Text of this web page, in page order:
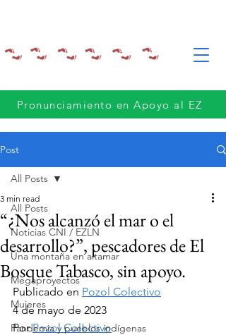
Pronunciamiento en Apoyo al EZ
Post
All Posts
Noticias CNI / EZLN
Una montaña en altamar
Megaproyectos
Mujeres
Pandemia y pueblos indígenas
All Posts
“¿Nos alcanzó el mar o el
desarrollo?”, pescadores de El
Bosque Tabasco, sin apoyo.
3 min read
Publicado en Pozol Colectivo
4 de mayo de 2023
Por Pozol Colectivo